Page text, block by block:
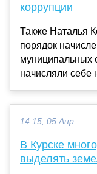
коррупции
Также Наталья
порядок
муниципальных
начисляли себе
14:15, 05 Апр
В Курске
выделять